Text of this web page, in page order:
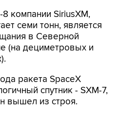
компании SiriusXM,
семи тонн, является
в Северной
(на дециметровых и
ракета SpaceX
спутник - SXM-7,
вышел из строя.